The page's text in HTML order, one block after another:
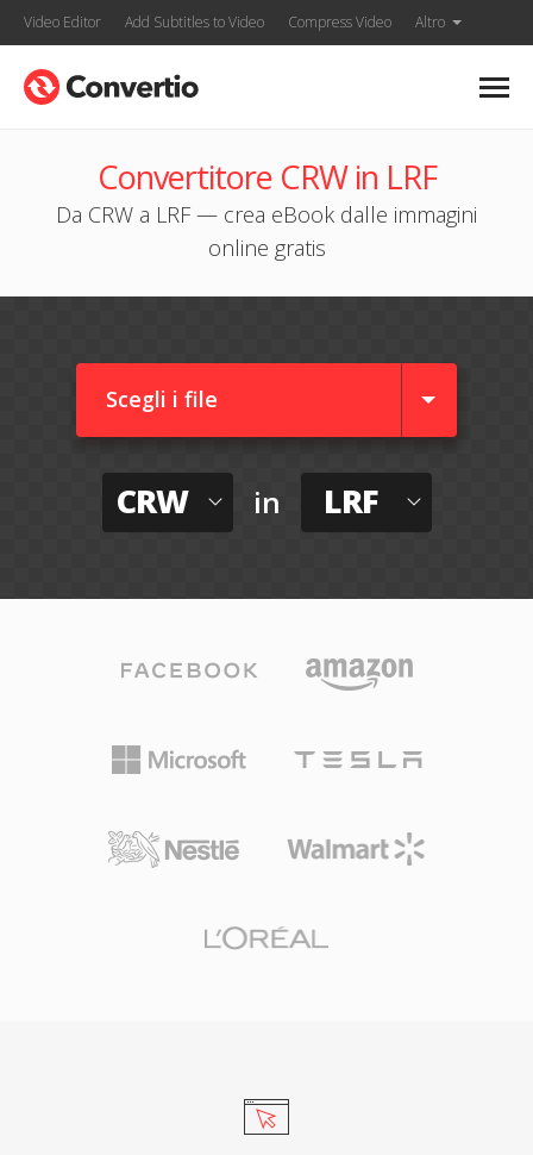
Video Editor Add Subtitles to Video Compress Video Altro
Convertitore CRW in LRF
Da CRW a LRF — crea eBook dalle immagini
online gratis
Scegli i file
CRW in LRF